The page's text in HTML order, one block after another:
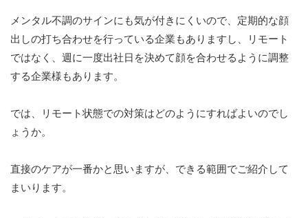
メンタル不調のサインにも気が付きにくいので、定期的な顔
出しの打ち合わせを行っている企業もありますし、リモート
ではなく、週に一度出社日を決めて顔を合わせるように調整
する企業様もあります。
では、リモート状態での対策はどのようにすればよいのでし
ょうか。
直接のケアが一番かと思いますが、できる範囲でご紹介して
まいります。